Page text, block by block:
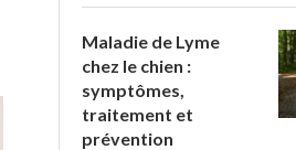
Maladie de Lyme
chez le chien :
symptômes,
traitement et
prévention